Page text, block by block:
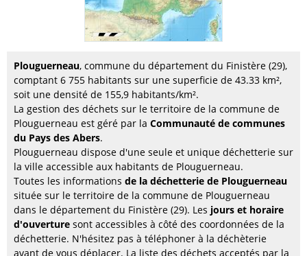
Plouguerneau, commune du département du Finistère (29),
comptant 6 755 habitants sur une superficie de 43.33 km²,
soit une densité de 155,9 habitants/km².
La gestion des déchets sur le territoire de la commune de
Plouguerneau est géré par la Communauté de communes
du Pays des Abers.
Plouguerneau dispose d'une seule et unique déchetterie sur
la ville accessible aux habitants de Plouguerneau.
Toutes les informations de la déchetterie de Plouguerneau
située sur le territoire de la commune de Plouguerneau
dans le département du Finistère (29). Les jours et horaire
d'ouverture sont accessibles à côté des coordonnées de la
déchetterie. N'hésitez pas à téléphoner à la déchèterie
avant de vous déplacer. La liste des déchets acceptés par la